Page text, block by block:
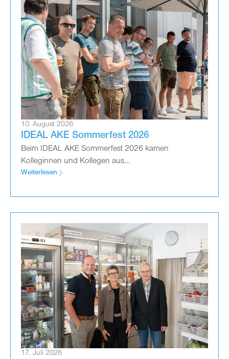
10. August 2026
IDEAL AKE Sommerfest 2026
Beim IDEAL AKE Sommerfest 2026 kamen
Kolleginnen und Kollegen aus...
Weiterlesen
17. Juli 2026